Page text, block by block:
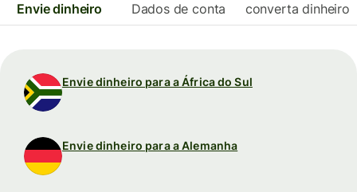
Envie dinheiro Dados de conta
converta dinheiro
Envie dinheiro para a África do Sul
Envie dinheiro para a Alemanha